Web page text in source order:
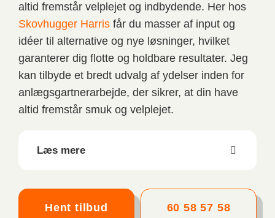
altid fremstår velplejet og indbydende. Her hos
Skovhugger Harris får du masser af input og
idéer til alternative og nye løsninger, hvilket
garanterer dig flotte og holdbare resultater. Jeg
kan tilbyde et bredt udvalg af ydelser inden for
anlægsgartnerarbejde, der sikrer, at din have
altid fremstår smuk og velplejet.
Læs mere
Hent tilbud 60 58 57 58